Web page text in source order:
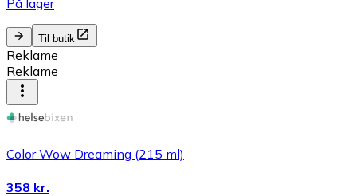
På lager
Til butik
Reklame
Reklame
Color Wow Dreaming (215 ml)
358 kr.